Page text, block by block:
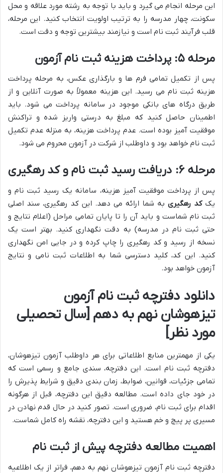
این مرحله انجام می گیرد و باید با توجه به رشته مورد علاقه و محل
سکونت، چهار مدرسه را به ترتیب اولویت انتخاب کنید. این مرحله،
قلب فرآیند ثبت نام است و نیازمند بیشترین توجه و دقت است.
مرحله ۵: پرداخت هزینه ثبت نام آزمون
پس از تکمیل تمامی فرم ها و بارگذاری عکس، به مرحله پرداخت
هزینه ثبت نام می رسید. این هزینه معمولاً به صورت آنلاین و از
طریق درگاه های بانکی موجود در سامانه پرداخت می شود. باید
اطمینان حاصل کنید که مبلغ به درستی واریز شده و تراکنش
موفقیت آمیز بوده است. عدم پرداخت هزینه، به منزله عدم تکمیل
ثبت نام خواهد بود و داوطلب از شرکت در آزمون محروم می شود.
مرحله ۶: دریافت رسید ثبت نام و کد رهگیری
پس از پرداخت موفقیت آمیز هزینه، سامانه یک رسید ثبت نام و
یککد رهگیری به شما ارائه می دهد. این کد رهگیری، سند اصلی
ثبت نام شماست و باید آن را تا پایان تمامی مراحل (اعلام نتایج و
حتی ثبت نام در مدرسه) به دقت نگهداری کنید. بهتر است یک
نسخه از رسید و کد رهگیری را چاپ کرده و در جایی امن نگهداری
کنید. این کد، کلید دسترسی شما به اطلاعات ثبت نامی و نتایج
آزمون خواهد بود.
دانلود دفترچه ثبت نام آزمون
تیزهوشان نهم به دهم [سال تحصیلی
مورد نظر]
یکی از مهمترین منابع اطلاعاتی برای هر داوطلب آزمون تیزهوشان،
دفترچه ثبت نام است. این دفترچه، سندی جامع و رسمی است که
تمامی جزئیات، قوانین، ضوابط، زمان بندی دقیق و شرایط پذیرش را
در خود جای داده است. مطالعه دقیق این دفترچه، قبل از هرگونه
اقدام برای ثبت نام، ضروری است. تصور کنید در حال قدم نهادن در
مسیری پر پیچ و خم هستید و این دفترچه، نقشه راه کامل شماست.
اهمیت مطالعه دفترچه پیش از ثبت نام
دفترچه ثبت نام آزمون تیزهوشان نهم به دهم، فراتر از یک اطلاعیه